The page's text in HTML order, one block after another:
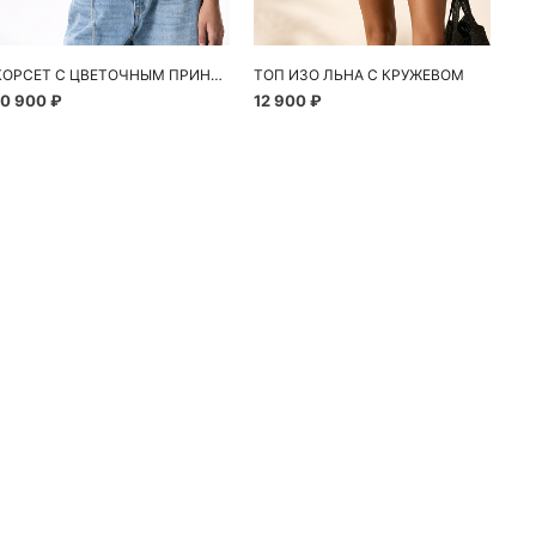
КОРСЕТ С ЦВЕТОЧНЫМ ПРИНТОМ
900 ₽
ТОП ИЗО ЛЬНА С КРУЖЕВОМ
12 900 ₽